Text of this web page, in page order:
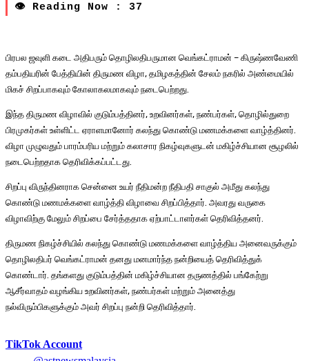
👁 Reading Now : 37
பிரபல ஜவுளி கடை அதிபரும் தொழிலதிபருமான வெங்கட்ராமன் – கிருஷ்ணவேணி
தம்பதியரின் பேத்தியின் திருமண விழா, தமிழகத்தின் சேலம் நகரில் அண்மையில்
மிகச் சிறப்பாகவும் கோலாகலமாகவும் நடைபெற்றது.
இந்த திருமண விழாவில் குடும்பத்தினர், உறவினர்கள், நண்பர்கள், தொழில்துறை
பிரமுகர்கள் உள்ளிட்ட ஏராளமானோர் கலந்து கொண்டு மணமக்களை வாழ்த்தினர்.
விழா முழுவதும் பாரம்பரிய மற்றும் கலாசார நிகழ்வுகளுடன் மகிழ்ச்சியான சூழலில்
நடைபெற்றதாக தெரிவிக்கப்பட்டது.
சிறப்பு விருந்தினராக சென்னை உயர் நீதிமன்ற நீதிபதி சாகுல் அமீது கலந்து
கொண்டு மணமக்களை வாழ்த்தி விழாவை சிறப்பித்தார். அவரது வருகை
விழாவிற்கு மேலும் சிறப்பை சேர்த்ததாக ஏற்பாட்டாளர்கள் தெரிவித்தனர்.
திருமண நிகழ்ச்சியில் கலந்து கொண்டு மணமக்களை வாழ்த்திய அனைவருக்கும்
தொழிலதிபர் வெங்கட்ராமன் தனது மனமார்ந்த நன்றியைத் தெரிவித்துக்
கொண்டார். தங்களது குடும்பத்தின் மகிழ்ச்சியான தருணத்தில் பங்கேற்று
ஆசீர்வாதம் வழங்கிய உறவினர்கள், நண்பர்கள் மற்றும் அனைத்து
நல்விரும்பிகளுக்கும் அவர் சிறப்பு நன்றி தெரிவித்தார்.
TikTok Account